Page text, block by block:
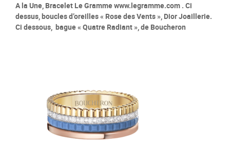
A la Une, Bracelet Le Gramme www.legramme.com . Ci
dessus, boucles d’oreilles « Rose des Vents », Dior Joaillerie.
Ci dessous, bague « Quatre Radiant », de Boucheron